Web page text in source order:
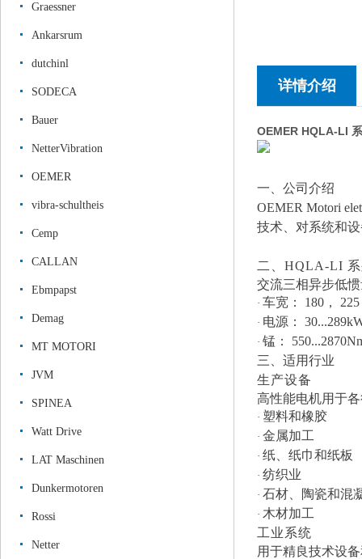
Graessner
Ankarsrum
dutchinl
SODECA
Bauer
NetterVibration
OEMER
vibra-schultheis
Cemp
CALLAN
Ebmpapst
Demag
MT MOTORI
JVM
SPINEA
Watt Drive
LAT Maschinen
Dunkermotoren
Rossi
Netter
详情介绍
OEMER HQLA-LI
一、公司介绍
OEMER Motori
技术、对系统和
二、 HQLA-LI
交流三相异步低
· 车宽： 180，
· 电源：
· 锰：
三、适用行业
生产设备
高性能电机用于
· 塑料和橡胶
· 金属加工
· 纸、纸巾和纸板
· 纺织业
· 石材、陶瓷和混
· 木材加工
工业系统
用于精良技术设